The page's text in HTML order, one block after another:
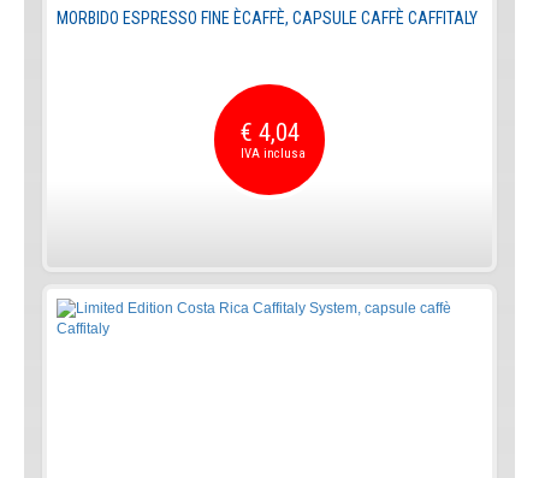
MORBIDO ESPRESSO FINE ÈCAFFÈ, CAPSULE CAFFÈ CAFFITALY
€ 4,04